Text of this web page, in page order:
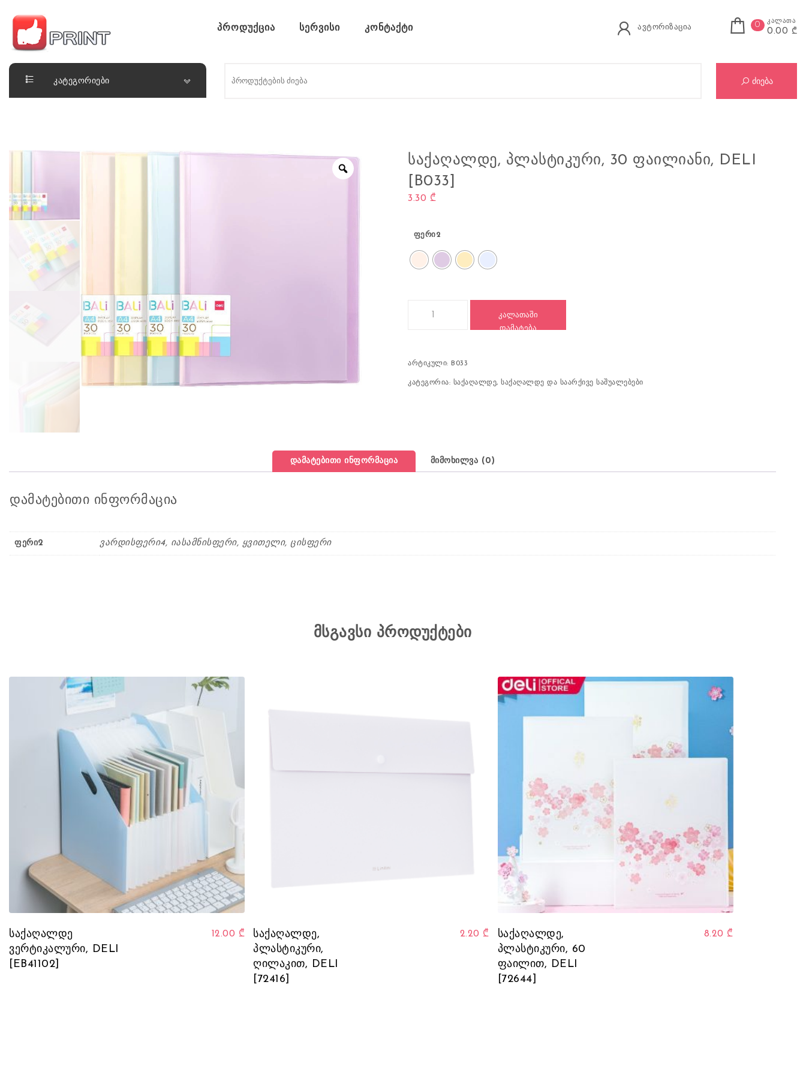
Skip to content
ლაიქ ფრინთ
პროდუქცია სერვისი კონტაქტი ავტორიზაცია 0 კალათა
0.00 ₾
კატეგორიები ძიება
ᲡᲐᲥᲐᲦᲐᲚᲓᲔ, ᲞᲚᲐᲡᲢᲘᲙᲣᲠᲘ, 30 ᲤᲐᲘᲚᲘᲐᲜᲘ, DELI
[B033]
3.30 ₾
ფერი2
ᲙᲐᲚᲐᲗᲐᲨᲘ
ᲓᲐᲛᲐᲢᲔᲑᲐ
არტიკული: B033
კატეგორია: საქაღალდე,საქაღალდე და საარქივე საშუალებები
დამატებითი ინფორმაცია მიმოხილვა (0)
დამატებითი ინფორმაცია
ფერი2 ვარდისფერი4, იასამნისფერი, ყვითელი, ცისფერი
მსგავსი პროდუქტები
საქაღალდე
ვერტიკალური, DELI
[EB41102]
12.00 ₾
საქაღალდე,
პლასტიკური,
ღილაკით, DELI
[72416]
2.20 ₾
საქაღალდე,
პლასტიკური, 60
ფაილით, DELI
[72644]
8.20 ₾